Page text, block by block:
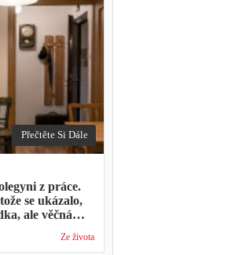
Přečtěte Si Dále
z práce.
se ukázalo,
ale věčná
Ze života